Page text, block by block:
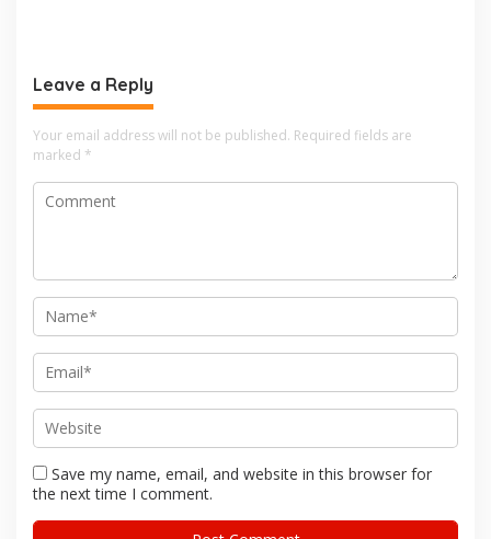
Leave a Reply
Your email address will not be published. Required fields are
marked *
Save my name, email, and website in this browser for
the next time I comment.